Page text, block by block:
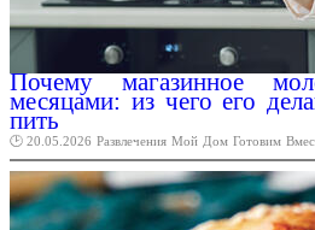
Почему магазинное
месяцами: из чего его
пить
🕑 20.05.2026 Развлечения Мой Дом Готовим